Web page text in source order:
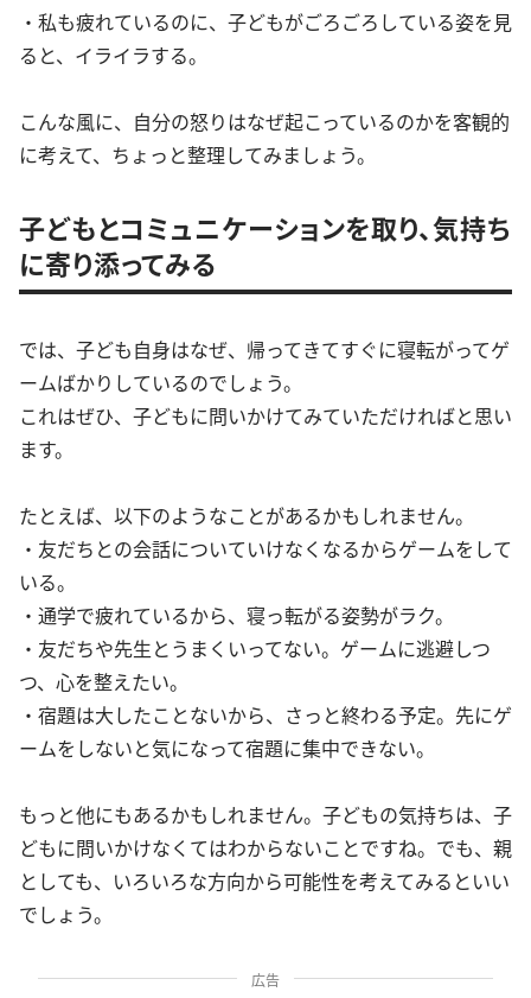
・私も疲れているのに、子どもがごろごろしている姿を見
ると、イライラする。
こんな風に、自分の怒りはなぜ起こっているのかを客観的
に考えて、ちょっと整理してみましょう。
子どもとコミュニケーションを取り、気持ち
に寄り添ってみる
では、子ども自身はなぜ、帰ってきてすぐに寝転がってゲ
ームばかりしているのでしょう。
これはぜひ、子どもに問いかけてみていただければと思い
ます。
たとえば、以下のようなことがあるかもしれません。
・友だちとの会話についていけなくなるからゲームをして
いる。
・通学で疲れているから、寝っ転がる姿勢がラク。
・友だちや先生とうまくいってない。ゲームに逃避しつ
つ、心を整えたい。
・宿題は大したことないから、さっと終わる予定。先にゲ
ームをしないと気になって宿題に集中できない。
もっと他にもあるかもしれません。子どもの気持ちは、子
どもに問いかけなくてはわからないことですね。でも、親
としても、いろいろな方向から可能性を考えてみるといい
でしょう。
広告